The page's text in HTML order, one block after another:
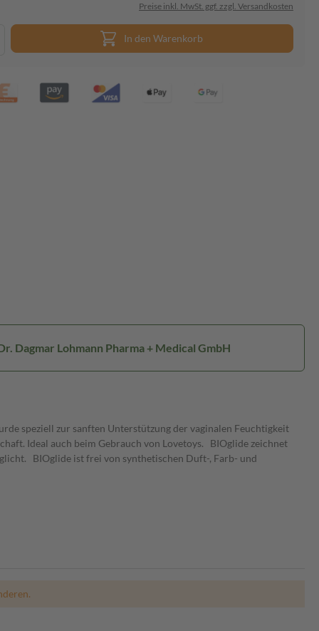
Preise inkl. MwSt. ggf. zzgl. Versandkosten
In den Warenkorb
Dagmar Lohmann Pharma + Medical GmbH
speziell zur sanften Unterstützung der vaginalen Feuchtigkeit
Ideal auch beim Gebrauch von Lovetoys. BIOglide zeichnet
BIOglide ist frei von synthetischen Duft-, Farb- und